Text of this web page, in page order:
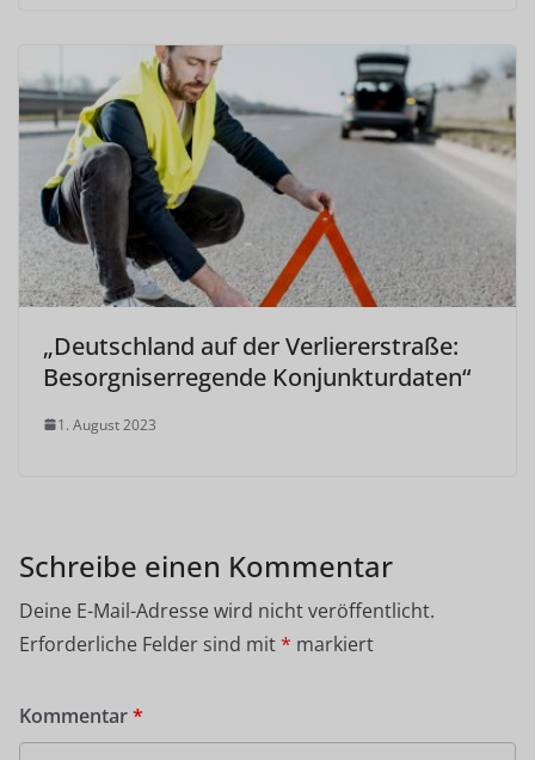
„Deutschland auf der Verliererstraße:
Besorgniserregende Konjunkturdaten“
1. August 2023
Schreibe einen Kommentar
Deine E-Mail-Adresse wird nicht veröffentlicht.
Erforderliche Felder sind mit* markiert
Kommentar*